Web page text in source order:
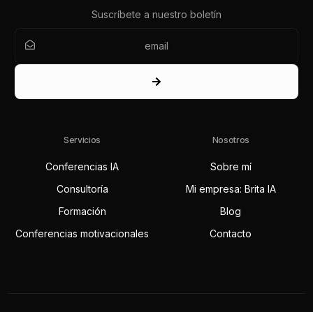
Suscríbete a nuestro boletín
Servicios
Conferencias IA
Consultoría
Formación
Conferencias motivacionales
Nosotros
Sobre mí
Mi empresa: Brita IA
Blog
Contacto